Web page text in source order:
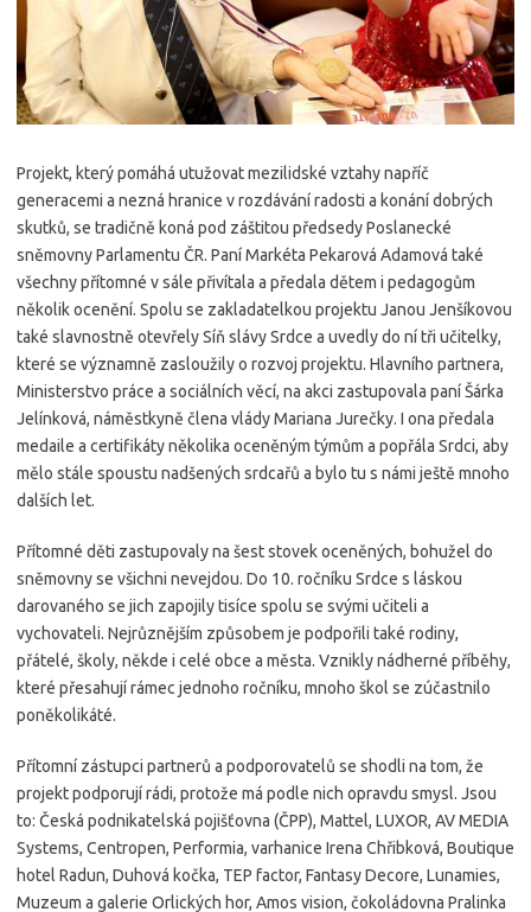
Projekt, který pomáhá utužovat mezilidské vztahy napříč
generacemi a nezná hranice v rozdávání radosti a konání dobrých
skutků, se tradičně koná pod záštitou předsedy Poslanecké
sněmovny Parlamentu ČR. Paní Markéta Pekarová Adamová také
všechny přítomné v sále přivítala a předala dětem i pedagogům
několik ocenění. Spolu se zakladatelkou projektu Janou Jenšíkovou
také slavnostně otevřely Síň slávy Srdce a uvedly do ní tři učitelky,
které se významně zasloužily o rozvoj projektu. Hlavního partnera,
Ministerstvo práce a sociálních věcí, na akci zastupovala paní Šárka
Jelínková, náměstkyně člena vlády Mariana Jurečky. I ona předala
medaile a certifikáty několika oceněným týmům a popřála Srdci, aby
mělo stále spoustu nadšených srdcařů a bylo tu s námi ještě mnoho
dalších let.
Přítomné děti zastupovaly na šest stovek oceněných, bohužel do
sněmovny se všichni nevejdou. Do 10. ročníku Srdce s láskou
darovaného se jich zapojily tisíce spolu se svými učiteli a
vychovateli. Nejrůznějším způsobem je podpořili také rodiny,
přátelé, školy, někde i celé obce a města. Vznikly nádherné příběhy,
které přesahují rámec jednoho ročníku, mnoho škol se zúčastnilo
poněkolikáté.
Přítomní zástupci partnerů a podporovatelů se shodli na tom, že
projekt podporují rádi, protože má podle nich opravdu smysl. Jsou
to: Česká podnikatelská pojišťovna (ČPP), Mattel, LUXOR, AV MEDIA
Systems, Centropen, Performia, varhanice Irena Chřibková, Boutique
hotel Radun, Duhová kočka, TEP factor, Fantasy Decore, Lunamies,
Muzeum a galerie Orlických hor, Amos vision, čokoládovna Pralinka